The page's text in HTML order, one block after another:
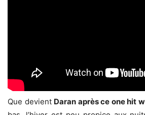
Que devient Daran après ce one hit